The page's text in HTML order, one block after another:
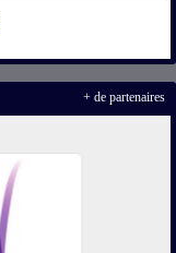
+ de partenaires